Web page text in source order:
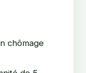
chômage